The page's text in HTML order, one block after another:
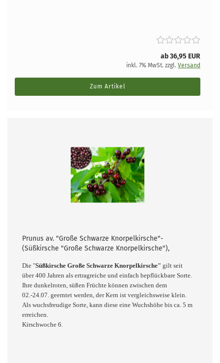
ab 36,95 EUR
inkl. 7% MwSt. zzgl. Versand
Zum Artikel
Prunus av. "Große Schwarze Knorpelkirsche"-
(Süßkirsche "Große Schwarze Knorpelkirsche"),
Die "Süßkirsche Große Schwarze Knorpelkirsche" gilt seit
über 400 Jahren als ertragreiche und einfach bepflückbare Sorte.
Ihre dunkelroten, süßen Früchte können zwischen dem
02.-24.07. geerntet werden, der Kern ist vergleichsweise klein.
Als wuchsfreudige Sorte, kann diese eine Wuchshöhe bis ca. 5 m
erreichen.
Kirschwoche 6.